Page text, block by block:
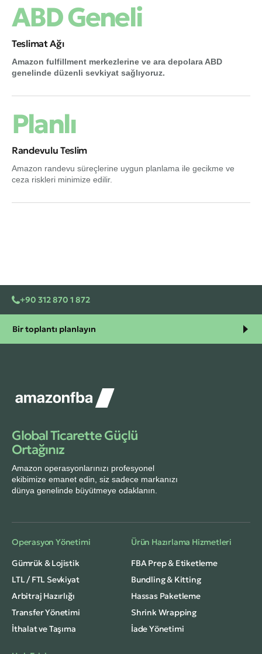
ABD Geneli
Teslimat Ağı
Amazon fulfillment merkezlerine ve ara depolara ABD
genelinde düzenli sevkiyat sağlıyoruz.
Planlı
Randevulu Teslim
Amazon randevu süreçlerine uygun planlama ile gecikme ve
ceza riskleri minimize edilir.
+90 312 870 1 872
Bir toplantı planlayın
Global Ticarette Güçlü
Ortağınız
Amazon operasyonlarınızı profesyonel
ekibimize emanet edin, siz sadece markanızı
dünya genelinde büyütmeye odaklanın.
Operasyon Yönetimi
Gümrük & Lojistik
LTL / FTL Sevkiyat
Arbitraj Hazırlığı
Transfer Yönetimi
İthalat ve Taşıma
Ürün Hazırlama Hizmetleri
FBA Prep & Etiketleme
Bundling & Kitting
Hassas Paketleme
Shrink Wrapping
İade Yönetimi